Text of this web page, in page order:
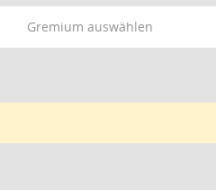
Gremium auswählen